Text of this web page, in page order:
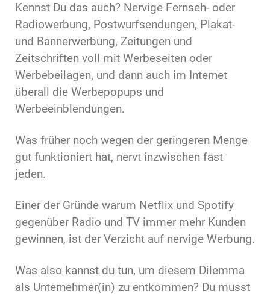
Kennst Du das auch? Nervige Fernseh- oder
Radiowerbung, Postwurfsendungen, Plakat-
und Bannerwerbung, Zeitungen und
Zeitschriften voll mit Werbeseiten oder
Werbebeilagen, und dann auch im Internet
überall die Werbepopups und
Werbeeinblendungen.
Was früher noch wegen der geringeren Menge
gut funktioniert hat, nervt inzwischen fast
jeden.
Einer der Gründe warum Netflix und Spotify
gegenüber Radio und TV immer mehr Kunden
gewinnen, ist der Verzicht auf nervige Werbung.
Was also kannst du tun, um diesem Dilemma
als Unternehmer(in) zu entkommen? Du musst